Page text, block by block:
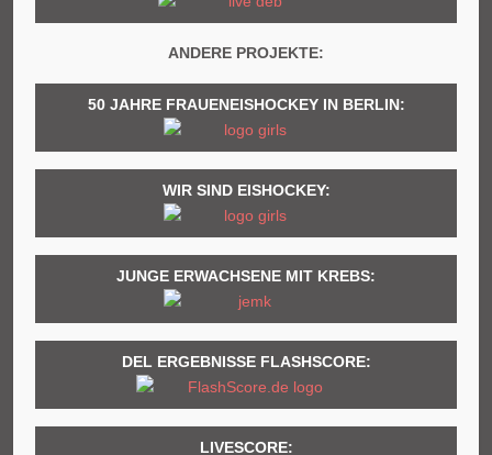
ANDERE PROJEKTE:
50 JAHRE FRAUENEISHOCKEY IN BERLIN:
WIR SIND EISHOCKEY:
JUNGE ERWACHSENE MIT KREBS:
DEL ERGEBNISSE FLASHSCORE:
LIVESCORE: